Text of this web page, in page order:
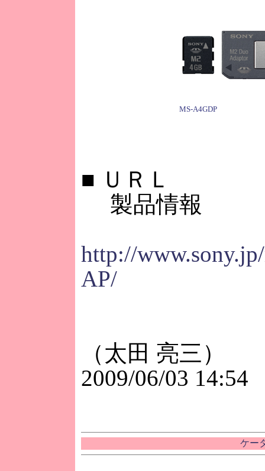
MS-A4GDP
■ ＵＲＬ
製品情報
http://
AP/
（太田 亮三）
2009/06/03 14:54
ケー